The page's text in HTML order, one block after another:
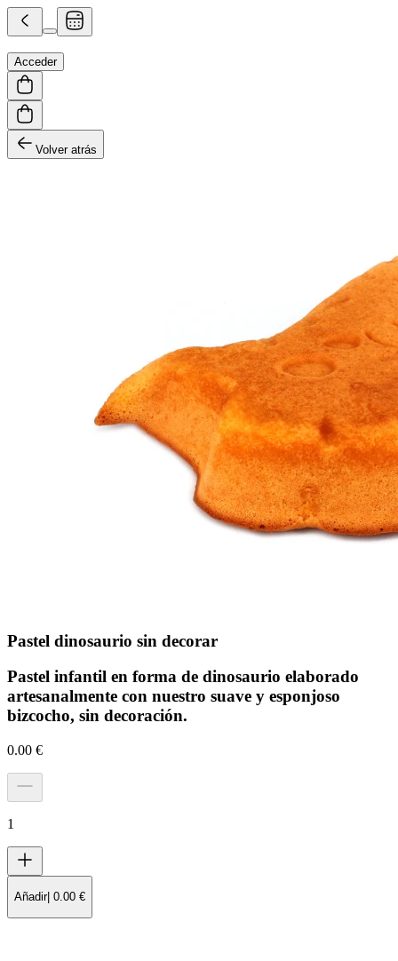
Acceder
Volver atrás
Pastel dinosaurio sin decorar
Pastel infantil en forma de dinosaurio elaborado
artesanalmente con nuestro suave y esponjoso
bizcocho, sin decoración.
0.00 €
1
Añadir| 0.00 €